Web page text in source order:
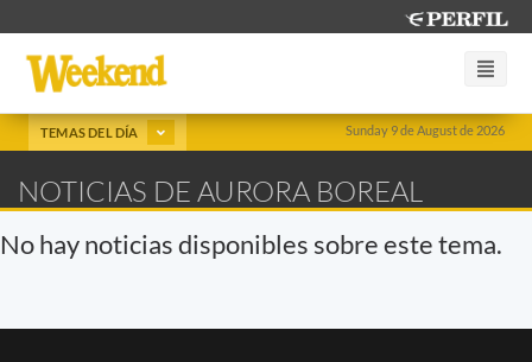
Sunday 9 de August de 2026
TEMAS DEL DÍA
NOTICIAS DE AURORA BOREAL
No hay noticias disponibles sobre este tema.